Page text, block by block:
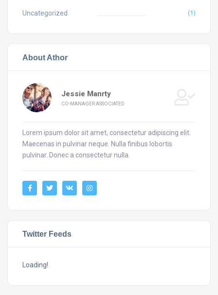
Uncategorized (1)
About Athor
Jessie Manrty
CO-MANAGER ASSOCIATED
Lorem ipsum dolor sit amet, consectetur adipiscing elit.
Maecenas in pulvinar neque. Nulla finibus lobortis
pulvinar. Donec a consectetur nulla.
Twitter Feeds
Loading!